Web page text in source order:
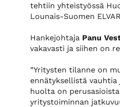
tehtiin yhteistyössä
Lounais-Suomen
Hankejohtaja Panu
vakavasti ja siihen on
”Yritysten tilanne on
ennätyksellistä
huolta on
yritystoiminnan